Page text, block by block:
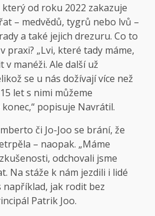
od roku 2022 zakazuje
– medvědů, tygrů nebo lvů –
a také jejich drezuru. Co to
praxi? „Lvi, které tady máme,
manéži. Ale další už
se u nás dožívají více než
let s nimi můžeme
popisuje Navrátil.
či Jo-Joo se brání, že
– naopak. „Máme
odchovali jsme
Na stáže k nám jezdili i lidé
například, jak rodit bez
Patrik Joo.